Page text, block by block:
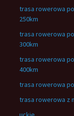
trasa rowerowa
250km
trasa rowerowa
300km
trasa rowerowa
400km
trasa rowerowa
trasa rowerowa z